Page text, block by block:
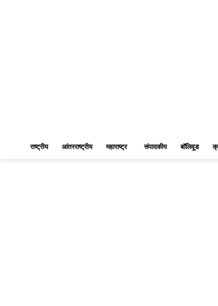
राष्ट्रीय आंतरराष्ट्रीय महाराष्ट्र संपादकीय बॉलिवूड